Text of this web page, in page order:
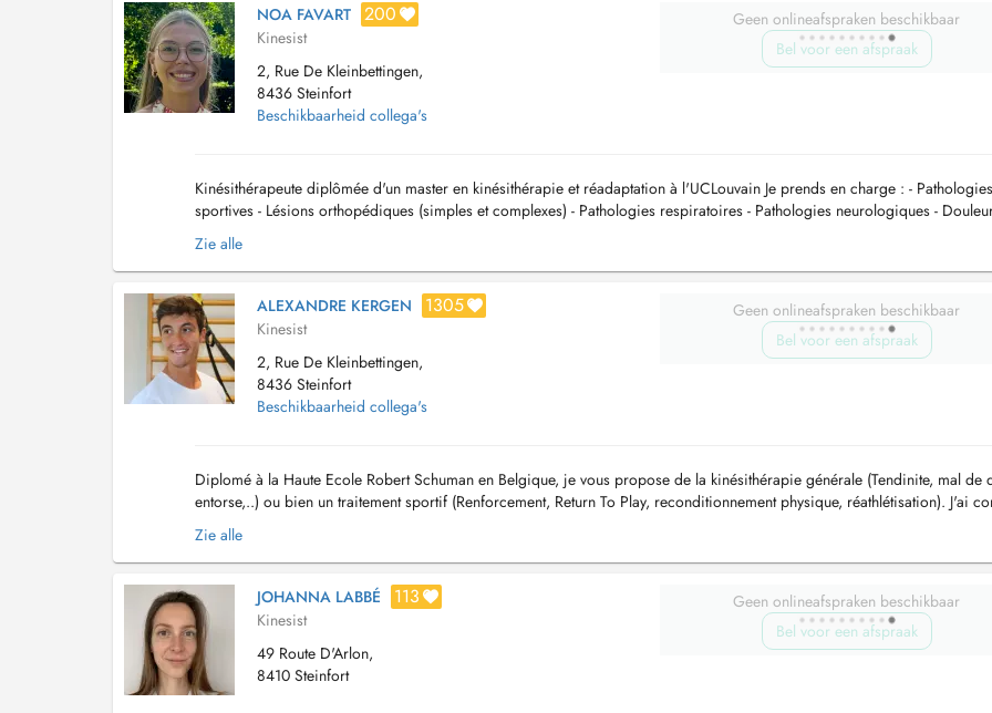
NOA FAVART 200
Kinesist
2, Rue De Kleinbettingen,
8436 Steinfort
Beschikbaarheid collega's
Geen onlineafspraken beschikbaar
Bel voor een afspraak
Kinésithérapeute diplômée d'un master en kinésithérapie et réadaptation à l'UCLouvain Je prends en charge : - Pathologies
sportives - Lésions orthopédiques (simples et complexes) - Pathologies respiratoires - Pathologies neurologiques -
colonne (cervicales, dorsales, lombaire...
Zie alle
ALEXANDRE KERGEN 1305
Kinesist
2, Rue De Kleinbettingen,
8436 Steinfort
Beschikbaarheid collega's
Geen onlineafspraken beschikbaar
Bel voor een afspraak
Diplomé à la Haute Ecole Robert Schuman en Belgique, je vous propose de la kinésithérapie générale (Tendinite, mal de
entorse,..) ou bien un traitement sportif (Renforcement, Return To Play, reconditionnement physique, réathlétisation). J'ai
mes connaissances par diverses formations...
Zie alle
JOHANNA LABBÉ 113
Kinesist
49 Route D'Arlon,
8410 Steinfort
Geen onlineafspraken beschikbaar
Bel voor een afspraak